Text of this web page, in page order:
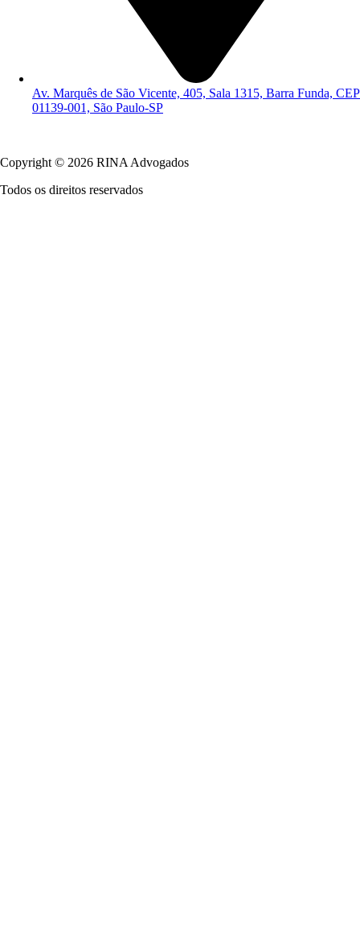
Av. Marquês de São Vicente, 405, Sala 1315, Barra Funda, CEP
01139-001, São Paulo-SP
Copyright © 2026 RINA Advogados
Todos os direitos reservados